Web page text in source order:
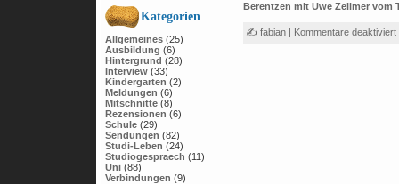
Kategorien
Allgemeines(25)
Ausbildung (6)
Hintergrund (28)
Interview(33)
Kindergarten (2)
Meldungen (6)
Mitschnitte(8)
Rezensionen (6)
Schule(29)
Sendungen (82)
Studi-Leben (24)
Studiogespraech (11)
Uni(88)
Verbindungen (9)
Berentzen mit Uwe Zellmer vom
✍ fabian | Kommentare deaktiviert